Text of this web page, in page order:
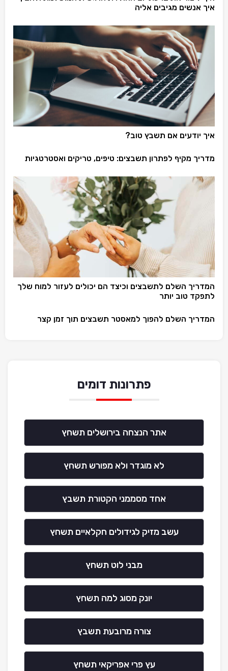
איך אנשים מגיבים אליה
איך יודעים אם תשבץ טוב?
מדריך מקיף לפתרון תשבצים: טיפים, טריקים ואסטרטגיות
המדריך השלם לתשבצים וכיצד הם יכולים לעזור למוח שלך
לתפקד טוב יותר
המדריך השלם להפוך למאסטר תשבצים תוך זמן קצר
פתרונות דומים
אתר הנצחה בירושלים תשחץ
לא מוגדר ולא מפורש תשחץ
אחד מסממני הקטורת תשבץ
עשב מזיק לגידולים חקלאיים תשחץ
מבני לוט תשחץ
יונק מסוג למה תשחץ
צורה מרובעת תשבץ
עץ פרי אפריקאי תשחץ